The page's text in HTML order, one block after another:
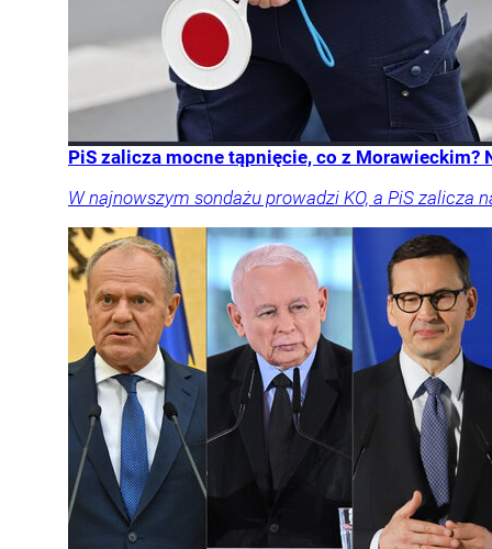
PiS zalicza mocne tąpnięcie, co z Morawieckim?
W najnowszym sondażu prowadzi KO, a PiS zalicza